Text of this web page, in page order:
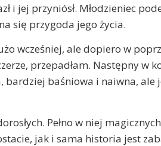
i jej przyniósł. Młodzieniec
się przygoda jego życia.
wcześniej, ale dopiero w
przepadłam. Następny w
bardziej baśniowa i naiwna, ale
Pełno w niej
jak i sama historia jest